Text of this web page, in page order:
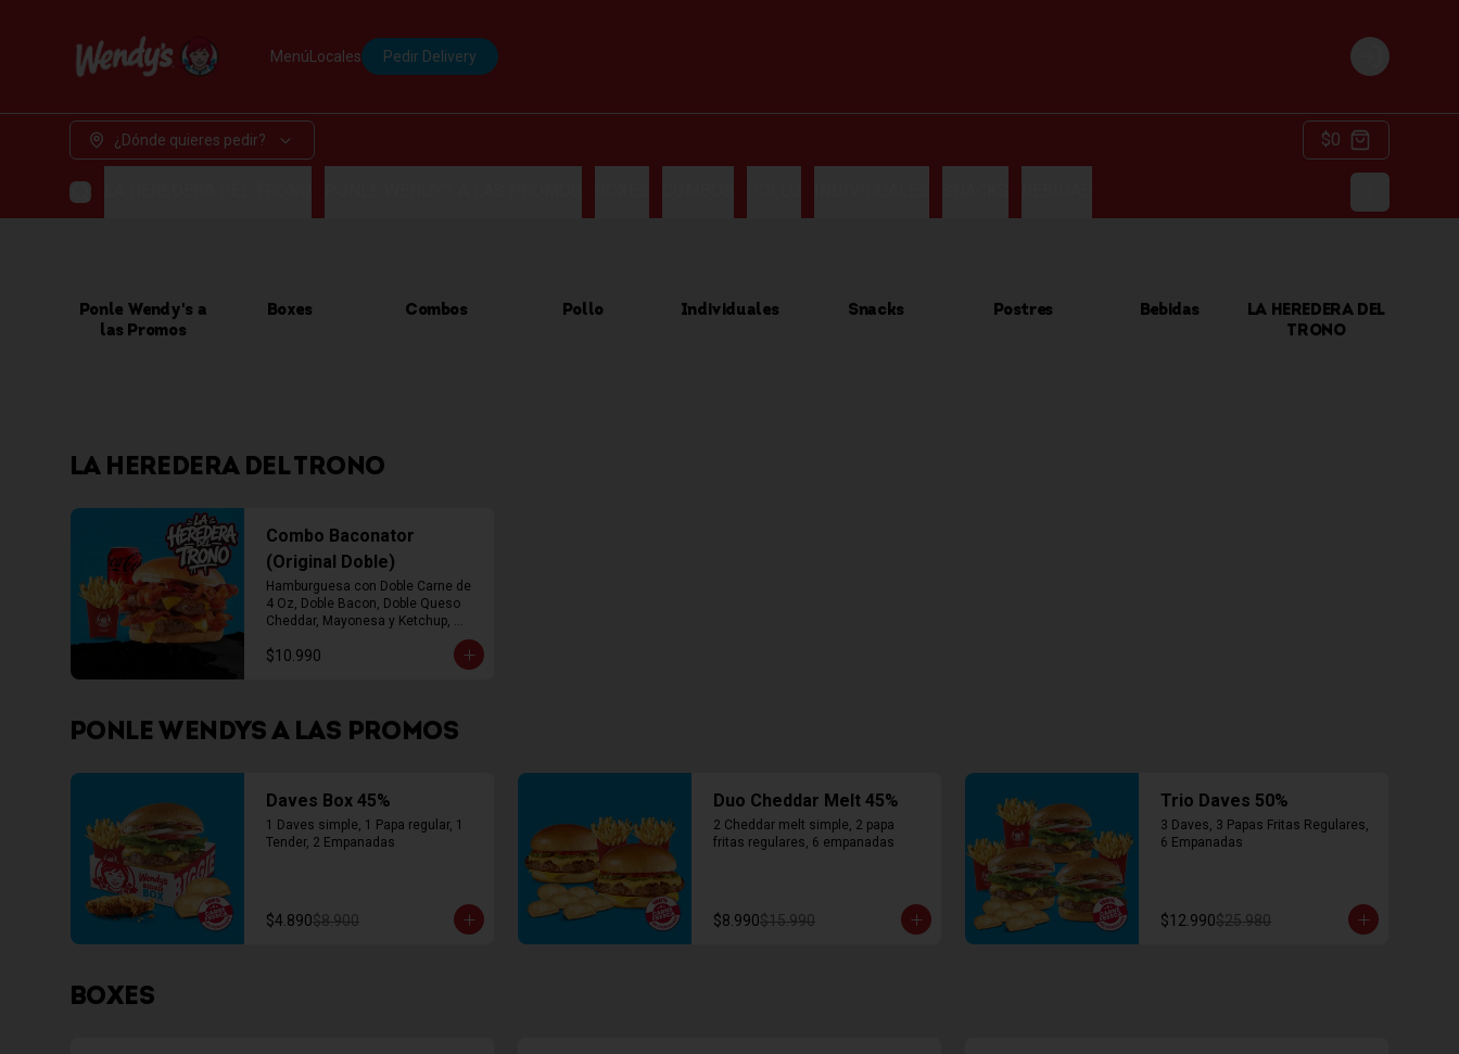
Menú Locales Pedir Delivery
Login
¿Dónde quieres pedir? $0
Ponle Wendy's a
las Promos
Boxes Combos Pollo Individuales Snacks Postres Bebidas
LA HEREDERA DEL
TRONO
LA HEREDERA DEL TRONO
Combo Baconator
(Original Doble)
Hamburguesa con Doble Carne de
4 Oz, Doble Bacon, Doble Queso
Cheddar, Mayonesa y Ketchup,
Papas Fritas Mediana, Bebida Lata
$10.990
PONLE WENDYS A LAS PROMOS
Daves Box 45%
1 Daves simple, 1 Papa regular, 1
Tender, 2 Empanadas
$4.890$8.900
Duo Cheddar Melt 45%
2 Cheddar melt simple, 2 papa
fritas regulares, 6 empanadas
$8.990$15.990
Trio Daves 50%
3 Daves, 3 Papas Fritas Regulares,
6 Empanadas
$12.990$25.980
BOXES